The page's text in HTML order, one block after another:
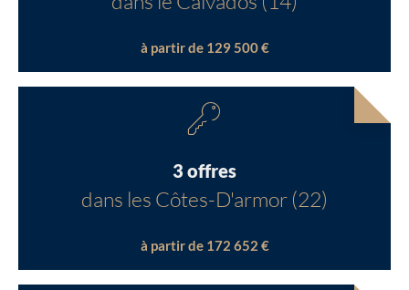
à partir de 129 500 €
3 offres
dans les Côtes-D'armor (22)
à partir de 172 652 €